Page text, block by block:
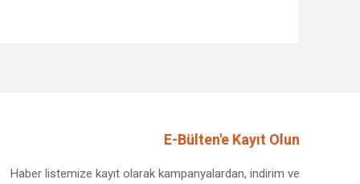
E-Bülten'e Kayıt Olun
Haber listemize kayıt olarak kampanyalardan, indirim ve